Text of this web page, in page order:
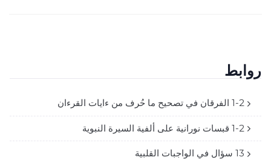
روابط
1-2 الفرقان في تصحيح ما حُرف من ءايات القرءان
1-2 قبسات نورانية على ألفية السيرة النبوية
13 سؤال في الواجبات القلبية